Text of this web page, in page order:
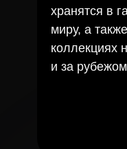
хранятся в
миру, а
коллекциях
и за